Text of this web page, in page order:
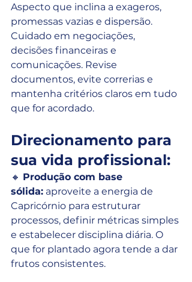
Aspecto que inclina a exageros,
promessas vazias e dispersão.
Cuidado em negociações,
decisões financeiras e
comunicações. Revise
documentos, evite correrias e
mantenha critérios claros em tudo
que for acordado.
Direcionamento para
sua vida profissional:
🔸 Produção com base
sólida: aproveite a energia de
Capricórnio para estruturar
processos, definir métricas simples
e estabelecer disciplina diária. O
que for plantado agora tende a dar
frutos consistentes.